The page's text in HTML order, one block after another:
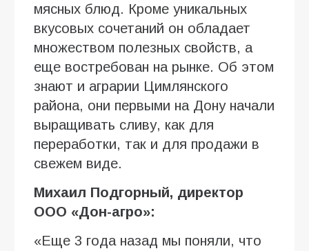
мясных блюд. Кроме уникальных
вкусовых сочетаний он обладает
множеством полезных свойств, а
еще востребован на рынке. Об этом
знают и аграрии Цимлянского
района, они первыми на Дону начали
выращивать сливу, как для
переработки, так и для продажи в
свежем виде.
Михаил Подгорный, директор
ООО «Дон-агро»:
«Еще 3 года назад мы поняли, что